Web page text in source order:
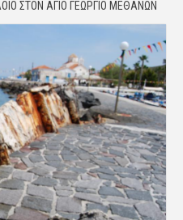
ΣΤΟΝ ΆΓΙΟ ΓΕΏΡΓΙΟ ΜΕΘΆΝΩΝ